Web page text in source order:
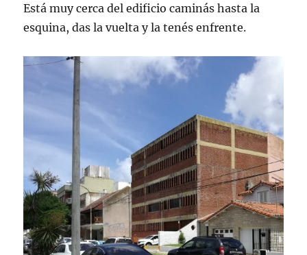
Está muy cerca del edificio caminás hasta la
esquina, das la vuelta y la tenés enfrente.